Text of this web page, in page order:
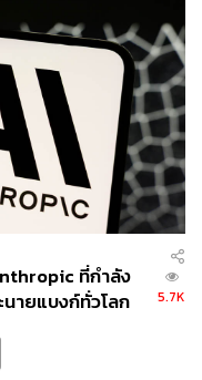
ที่กำลัง
นายแบงก์ทั่วโลก
5.7K